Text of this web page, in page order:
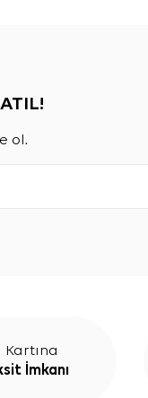
ol.
Kartına
İmkanı